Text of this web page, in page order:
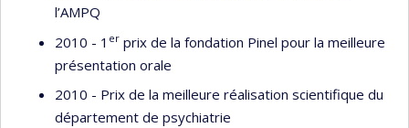
l’AMPQ
2010 - 1 er prix de la fondation Pinel pour la meilleure
présentation orale
2010 - Prix de la meilleure réalisation scientifique du
département de psychiatrie